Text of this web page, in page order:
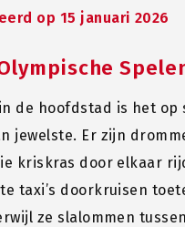
op 15 januari 2026
de hoofdstad is het op
jewelste. Er zijn
kriskras door elkaar
taxi’s doorkruisen
ze slalommen